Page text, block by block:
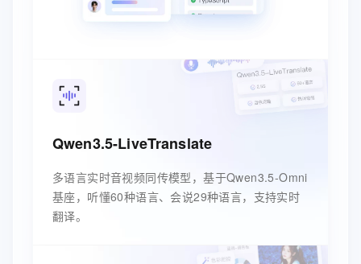
Qwen3.5-LiveTranslate
多语言实时音视频同传模型，基于Qwen3.5-Omni
基座，听懂60种语言、会说29种语言，支持实时
翻译。